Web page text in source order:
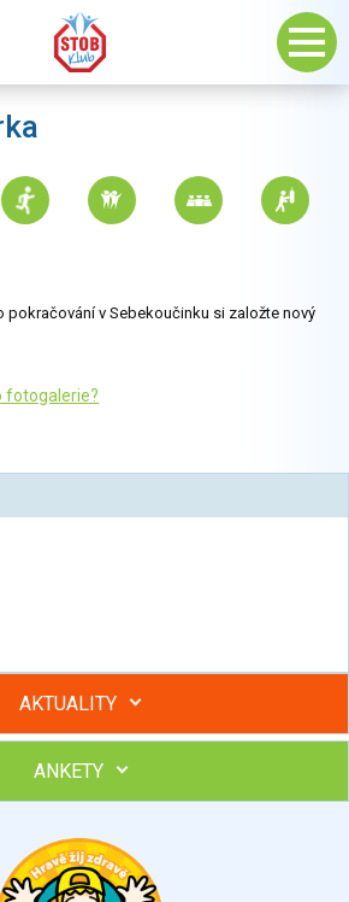
pokračování v Sebekoučinku si založte nový
fotogalerie?
AKTUALITY
lektorky a skupiny v kurzech STOBu
Najděte si odborníka STOBu ve
ANKETY